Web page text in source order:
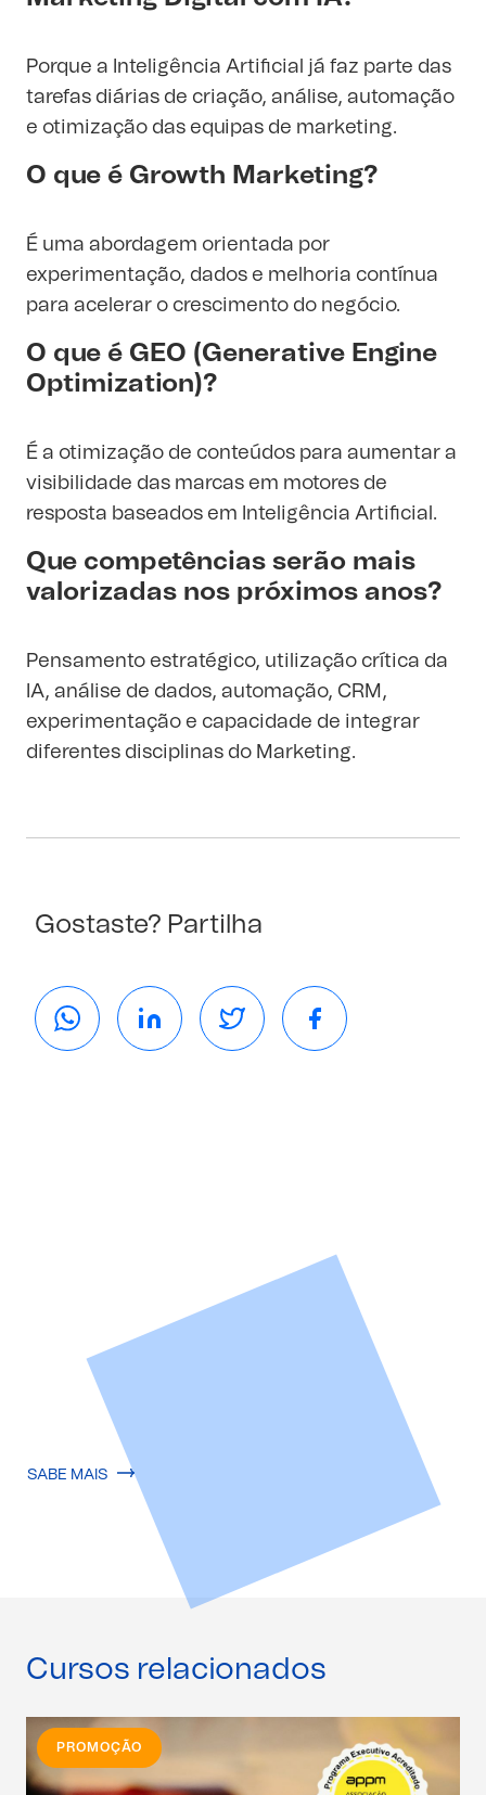
Porque a Inteligência Artificial já faz parte das
tarefas diárias de criação, análise, automação
e otimização das equipas de marketing.
O que é Growth Marketing?
É uma abordagem orientada por
experimentação, dados e melhoria contínua
para acelerar o crescimento do negócio.
O que é GEO (Generative Engine
Optimization)?
É a otimização de conteúdos para aumentar a
visibilidade das marcas em motores de
resposta baseados em Inteligência Artificial.
Que competências serão mais
valorizadas nos próximos anos?
Pensamento estratégico, utilização crítica da
IA, análise de dados, automação, CRM,
experimentação e capacidade de integrar
diferentes disciplinas do Marketing.
Gostaste? Partilha
SABE MAIS
Cursos relacionados
PROMOÇÃO